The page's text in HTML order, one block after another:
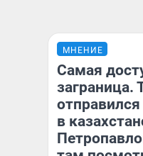
МНЕНИЕ
Самая
заграница.
в